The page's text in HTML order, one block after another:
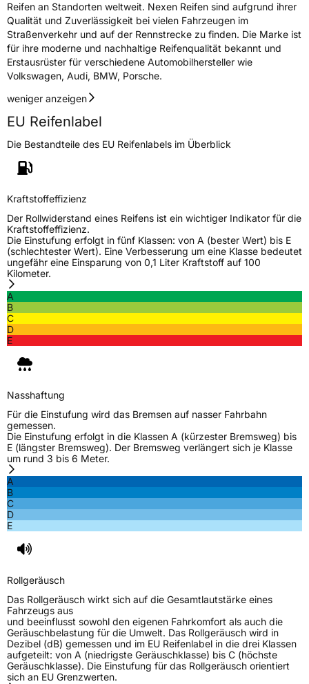
Reifen an Standorten weltweit. Nexen Reifen sind aufgrund ihrer
Qualität und Zuverlässigkeit bei vielen Fahrzeugen im
Straßenverkehr und auf der Rennstrecke zu finden. Die Marke ist
für ihre moderne und nachhaltige Reifenqualität bekannt und
Erstausrüster für verschiedene Automobilhersteller wie
Volkswagen, Audi, BMW, Porsche.
weniger anzeigen
EU Reifenlabel
Die Bestandteile des EU Reifenlabels im Überblick
Kraftstoffeffizienz
Der Rollwiderstand eines Reifens ist ein wichtiger Indikator für die
Kraftstoffeffizienz.
Die Einstufung erfolgt in fünf Klassen: von A (bester Wert) bis E
(schlechtester Wert). Eine Verbesserung um eine Klasse bedeutet
ungefähr eine Einsparung von 0,1 Liter Kraftstoff auf 100
Kilometer.
A
B
C
D
E
Nasshaftung
Für die Einstufung wird das Bremsen auf nasser Fahrbahn
gemessen.
Die Einstufung erfolgt in die Klassen A (kürzester Bremsweg) bis
E (längster Bremsweg). Der Bremsweg verlängert sich je Klasse
um rund 3 bis 6 Meter.
A
B
C
D
E
Rollgeräusch
Das Rollgeräusch wirkt sich auf die Gesamtlautstärke eines
Fahrzeugs aus
und beeinflusst sowohl den eigenen Fahrkomfort als auch die
Geräuschbelastung für die Umwelt. Das Rollgeräusch wird in
Dezibel (dB) gemessen und im EU Reifenlabel in die drei Klassen
aufgeteilt: von A (niedrigste Geräuschklasse) bis C (höchste
Geräuschklasse). Die Einstufung für das Rollgeräusch orientiert
sich an EU Grenzwerten.